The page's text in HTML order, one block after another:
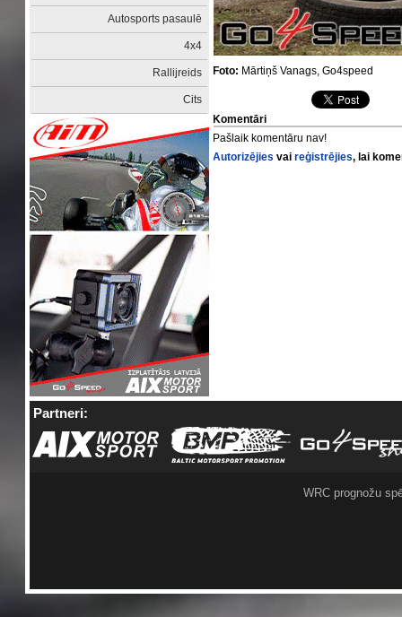
Autosports pasaulē
4x4
Rallijreids
Cits
Foto: Mārtiņš Vanags, Go4speed
Komentāri
Pašlaik komentāru nav!
Autorizējies vaireģistrējies, lai
Partneri:
WRC prognožu